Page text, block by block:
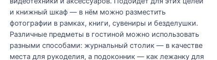
и книжный шкаф — в нём можно разместить
фотографии в рамках, книги, сувениры и безделушки.
Различные предметы в гостиной можно использовать
разными способами: журнальный столик — в качестве
места для рукоделия, а подоконник — как лежанку для